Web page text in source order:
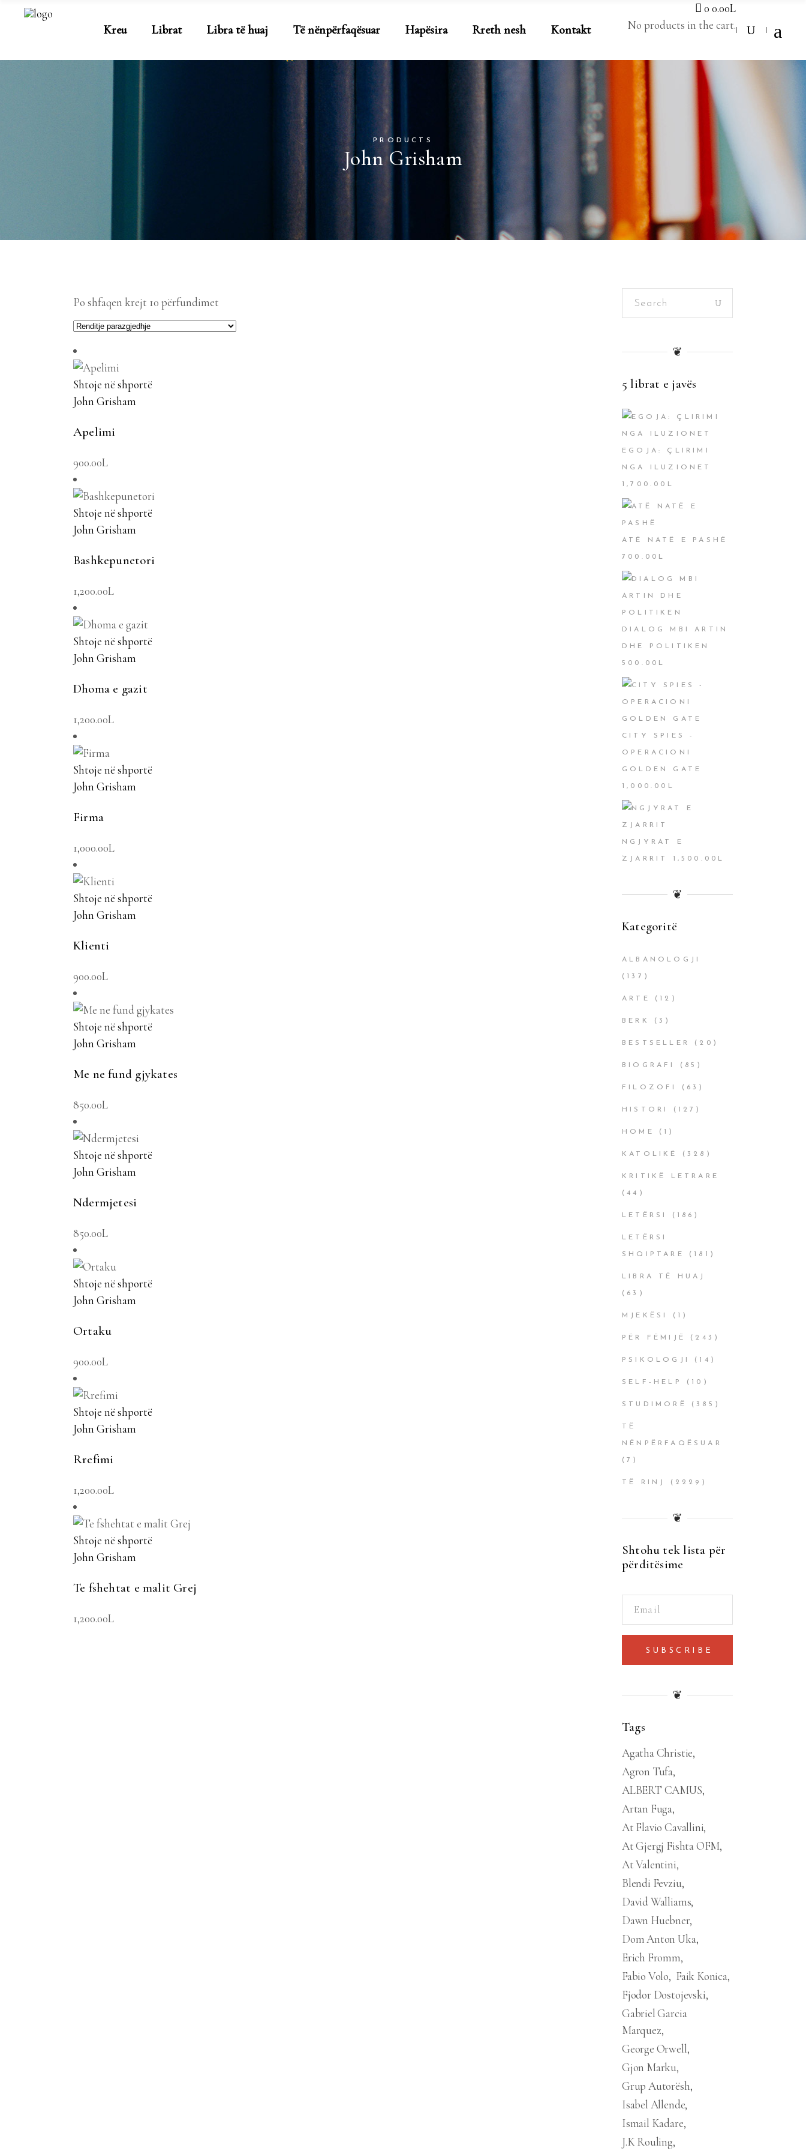
Kreu Librat Libra të huaj Të nënpërfaqësuar Hapësira Rreth nesh Kontakt
0 0.00L
No products in the cart.
PRODUCTS
John Grisham
Po shfaqen krejt 10 përfundimet
Shtoje në shportë
John Grisham
Apelimi
900.00L
Shtoje në shportë
John Grisham
Bashkepunetori
1,200.00L
Shtoje në shportë
John Grisham
Dhoma e gazit
1,200.00L
Shtoje në shportë
John Grisham
Firma
1,000.00L
Shtoje në shportë
John Grisham
Klienti
900.00L
Shtoje në shportë
John Grisham
Me ne fund gjykates
850.00L
Shtoje në shportë
John Grisham
Ndermjetesi
850.00L
Shtoje në shportë
John Grisham
Ortaku
900.00L
Shtoje në shportë
John Grisham
Rrefimi
1,200.00L
Shtoje në shportë
John Grisham
Te fshehtat e malit Grej
1,200.00L
Search
❦
5 librat e javës
EGOJA: ÇLIRIMI
NGA ILUZIONET
1,700.00 L
ATË NATË E PASHË
700.00 L
DIALOG MBI ARTIN
DHE POLITIKEN
500.00 L
CITY SPIES -
OPERACIONI
GOLDEN GATE
1,000.00 L
NGJYRAT E
ZJARRIT 1,500.00 L
❦
Kategoritë
ALBANOLOGJI
(137)
ARTE (12)
BERK (3)
BESTSELLER (20)
BIOGRAFI (85)
FILOZOFI (63)
HISTORI (127)
HOME (1)
KATOLIKË (328)
KRITIKË LETRARE
(44)
LETËRSI (186)
LETËRSI
SHQIPTARE (181)
LIBRA TË HUAJ
(63)
MJEKËSI (1)
PËR FËMIJË (243)
PSIKOLOGJI (14)
SELF-HELP (10)
STUDIMORË (385)
TË
NËNPËRFAQËSUAR
(7)
TË RINJ (2229)
❦
Shtohu tek lista për
përditësime
SUBSCRIBE
❦
Tags
Agatha Christie
Agron Tufa
ALBERT CAMUS
Artan Fuga
At Flavio Cavallini
At Gjergj Fishta OFM
At Valentini
Blendi Fevziu
David Walliams
Dawn Huebner
Dom Anton Uka
Erich Fromm
Fabio Volo
Faik Konica
Fjodor Dostojevski
Gabriel Garcia
Marquez
George Orwell
Gjon Marku
Grup Autorësh
Isabel Allende
Ismail Kadare
J.K Rouling